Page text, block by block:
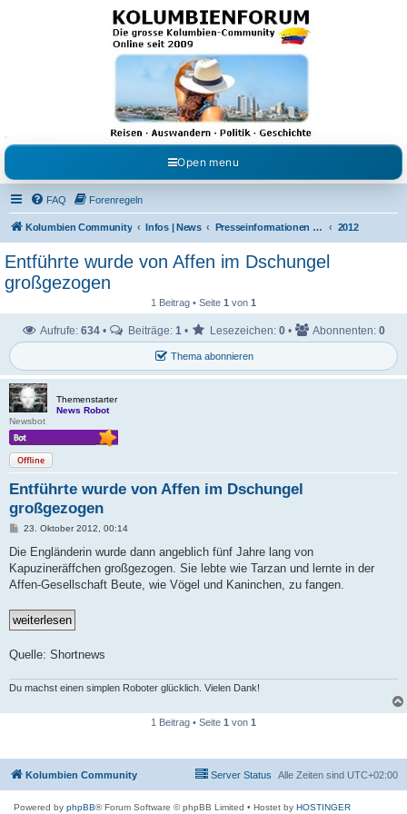
Kolumbienforum - Das
grosse Forum der
Freunde Kolumbiens
Reisen, Auswandern, Kultur, Politik, Geschichte und Visum in Kolumbien und Venezuela.
Austausch, Erfahrungen und Gemeinschaft im Kolumbienforum
Open menu
FAQ Forenregeln
Kolumbien Community Infos | News Presseinformationen & Neuigkeiten 2012
Entführte wurde von Affen im Dschungel
großgezogen
1 Beitrag • Seite 1 von 1
Thema abonnieren
Aufrufe: 634 • Beiträge: 1 • Lesezeichen: 0 • Abonnenten: 0
Themenstarter
News Robot
Newsbot
Offline
Entführte wurde von Affen im Dschungel
großgezogen
B
i
r
a
23. Oktober 2012, 00:14
Die Engländerin wurde dann angeblich fünf Jahre lang von
Kapuzineräffchen großgezogen. Sie lebte wie Tarzan und lernte in der
Affen-Gesellschaft Beute, wie Vögel und Kaninchen, zu fangen.
Quelle: Shortnews
Du machst einen simplen Roboter glücklich. Vielen Dank!
1 Beitrag • Seite 1 von 1
Kolumbien Community Alle Zeiten sind UTC+02:00
Server Status
Powered by phpBB® Forum Software © phpBB Limited • Hostet by HOSTINGER